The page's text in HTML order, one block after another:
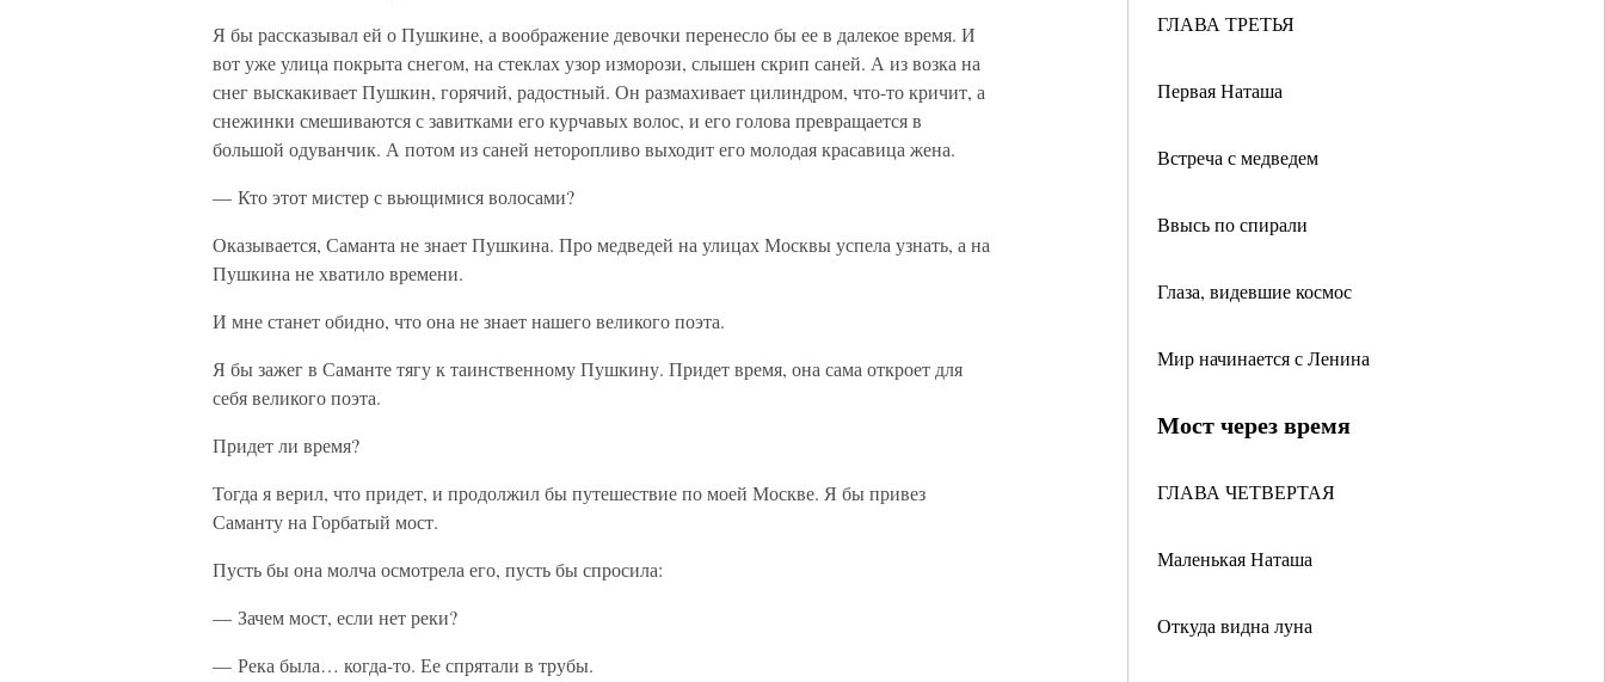
ГЛАВА ТРЕТЬЯ
Первая Наташа
Встреча с медведем
Ввысь по спирали
Глаза, видевшие космос
Мир начинается с Ленина
Мост через время
ГЛАВА ЧЕТВЕРТАЯ
Маленькая Наташа
Откуда видна луна
Я бы рассказывал ей о Пушкине, а воображение девочки перенесло бы ее в далекое время. И
вот уже улица покрыта снегом, на стеклах узор изморози, слышен скрип саней. А из возка на
снег выскакивает Пушкин, горячий, радостный. Он размахивает цилиндром, что-то кричит, а
снежинки смешиваются с завитками его курчавых волос, и его голова превращается в
большой одуванчик. А потом из саней неторопливо выходит его молодая красавица жена.
— Кто этот мистер с вьющимися волосами?
Оказывается, Саманта не знает Пушкина. Про медведей на улицах Москвы успела узнать, а на
Пушкина не хватило времени.
И мне станет обидно, что она не знает нашего великого поэта.
Я бы зажег в Саманте тягу к таинственному Пушкину. Придет время, она сама откроет для
себя великого поэта.
Придет ли время?
Тогда я верил, что придет, и продолжил бы путешествие по моей Москве. Я бы привез
Саманту на Горбатый мост.
Пусть бы она молча осмотрела его, пусть бы спросила:
— Зачем мост, если нет реки?
— Река была… когда-то. Ее спрятали в трубы.